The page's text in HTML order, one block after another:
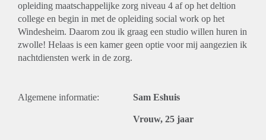
opleiding maatschappelijke zorg niveau 4 af op het deltion
college en begin in met de opleiding social work op het
Windesheim. Daarom zou ik graag een studio willen huren in
zwolle! Helaas is een kamer geen optie voor mij aangezien ik
nachtdiensten werk in de zorg.
Algemene informatie: Sam Eshuis
Vrouw, 25 jaar